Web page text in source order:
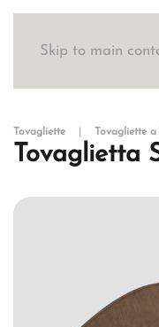
Skip to main
Tovagliette Tovagliette
Tovaglietta